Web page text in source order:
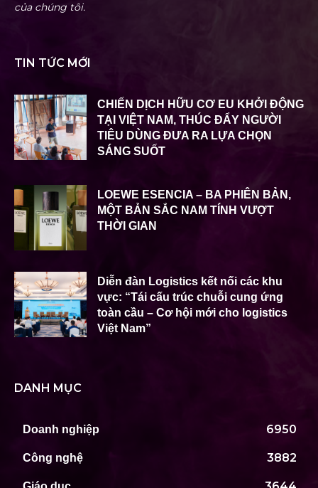
của chúng tôi.
TIN TỨC MỚI
CHIẾN DỊCH HỮU CƠ EU KHỞI ĐỘNG
TẠI VIỆT NAM, THÚC ĐẨY NGƯỜI
TIÊU DÙNG ĐƯA RA LỰA CHỌN
SÁNG SUỐT
LOEWE ESENCIA – BA PHIÊN BẢN,
MỘT BẢN SẮC NAM TÍNH VƯỢT
THỜI GIAN
Diễn đàn Logistics kết nối các khu
vực: “Tái cấu trúc chuỗi cung ứng
toàn cầu – Cơ hội mới cho logistics
Việt Nam”
DANH MỤC
Doanh nghiệp 6950
Công nghệ 3882